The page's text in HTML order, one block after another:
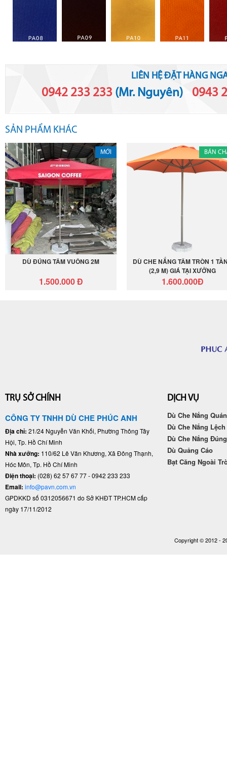
LIÊN HỆ ĐẶT HÀNG
0942 233 233 (Mr. Nguyên)- 0943
SẢN PHẨM KHÁC
MỚI
DÙ ĐÚNG TÂM VUÔNG 2M
1.500.000 Đ
BÁN
DÙ CHE NẮNG TÂM TRÒN 1
(2,9 M) GIÁ TẠI XƯỞNG
1.600.000Đ
TRỤ SỞ CHÍNH
CÔNG TY TNHH DÙ CHE PHÚC ANH
Địa chỉ: 21/24 Nguyễn Văn Khối, Phường Thông Tây
Hội, Tp. Hồ Chí Minh
Nhà xưởng: 110/62 Lê Văn Khương, Xã Đông Thạnh,
Hóc Môn, Tp. Hồ Chí Minh
Điện thoại: (028) 62 57 67 77 - 0942 233 233
Email: info@pavn.com.vn
GPDKKD số 0312056671 do Sở KHĐT TP.HCM cấp
ngày 17/11/2012
DỊCH VỤ
Dù Che Nắng
Dù Che Nắng
Dù Che Nắng
Dù Quảng Cáo
Bạt Căng Ngoài
Copyright © 2012 -